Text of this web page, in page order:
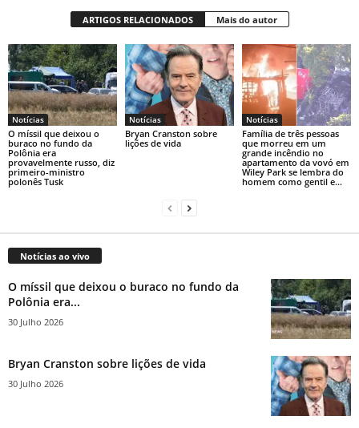
ARTIGOS RELACIONADOS Mais do autor
Notícias
O míssil que deixou o
buraco no fundo da
Polônia era
provavelmente russo, diz
primeiro-ministro
polonês Tusk
Notícias
Bryan Cranston sobre
lições de vida
Notícias
Família de três pessoas
que morreu em um
grande incêndio no
apartamento da vovó em
Wiley Park se lembra do
homem como gentil e...
Notícias ao vivo
O míssil que deixou o buraco no fundo da
Polônia era...
30 Julho 2026
Bryan Cranston sobre lições de vida
30 Julho 2026